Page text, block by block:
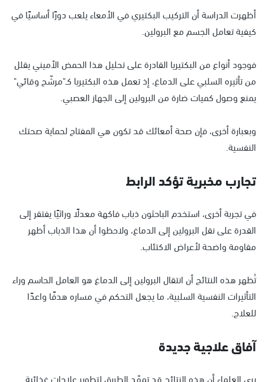
أظهرت الدراسة أن التركيب البكتيري في الأمعاء يلعب دورًا أساسيًا في
كيفية تعامل الجسم مع البرولين.
فوجود أنواع من البكتيريا القادرة على تحليل هذا الحمض الأميني يقلل
من تأثيره السلبي على الدماغ، إذ تعمل هذه البكتيريا كـ"مرشّح وقائي"
يمنع وصول كميات ضارة من البرولين إلى الجهاز العصبي.
وبعبارة أخرى، فإن صحة أمعائك قد تكون هي المفتاح لحماية صحتك
النفسية.
تجارب مخبرية تؤكد الرابط
في تجربة أخرى، استخدم الباحثون ذباب فاكهة معدلًا وراثيًا يفتقر إلى
القدرة على نقل البرولين إلى الدماغ، ولاحظوا أن هذا الذباب أظهر
مقاومة واضحة لأعراض الاكتئاب.
تُظهر هذه النتائج أن انتقال البرولين إلى الدماغ هو العامل الحاسم وراء
التأثيرات النفسية السلبية، ما يجعل التحكم في مساره هدفًا واعدًا
للعلاج.
آفاق علاجية جديدة
يرى العلماء أن هذه النتائج قد تمهّد الطريق لتطوير علاجات غذائية